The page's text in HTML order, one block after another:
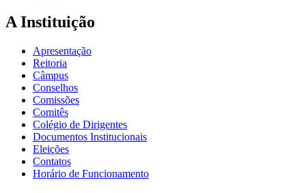
A Instituição
Apresentação
Reitoria
Câmpus
Conselhos
Comissões
Comitês
Colégio de Dirigentes
Documentos Institucionais
Eleições
Contatos
Horário de Funcionamento